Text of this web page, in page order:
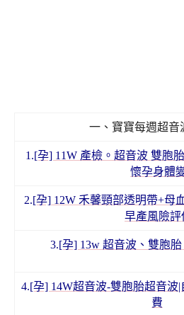
一、寶寶每週超音
1.[孕] 11W 產檢。超音波 雙胞
懷孕身體
2.[孕] 12W 禾馨頸部透明帶+母
早產風險評
3.[孕] 13w 超音波、雙胞
4.[孕] 14W超音波-雙胞胎超音波
費